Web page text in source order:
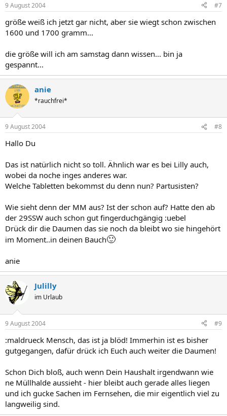
9 August 2004 #7
größe weiß ich jetzt gar nicht, aber sie wiegt schon zwischen
1600 und 1700 gramm...
die größe will ich am samstag dann wissen... bin ja
gespannt...
anie
*rauchfrei*
9 August 2004 #8
Hallo Du
Das ist natürlich nicht so toll. Ähnlich war es bei Lilly auch,
wobei da noche inges anderes war.
Welche Tabletten bekommst du denn nun? Partusisten?
Wie sieht denn der MM aus? Ist der schon auf? Hatte den ab
der 29SSW auch schon gut fingerduchgängig :uebel
Drück dir die Daumen das sie noch da bleibt wo sie hingehört
im Moment..in deinen Bauch🙂
anie
Julilly
im Urlaub
9 August 2004 #9
:maldrueck Mensch, das ist ja blöd! Immerhin ist es bisher
gutgegangen, dafür drück ich Euch auch weiter die Daumen!
Schon Dich bloß, auch wenn Dein Haushalt irgendwann wie
ne Müllhalde aussieht - hier bleibt auch gerade alles liegen
und ich gucke Sachen im Fernsehen, die mir eigentlich viel zu
langweilig sind.